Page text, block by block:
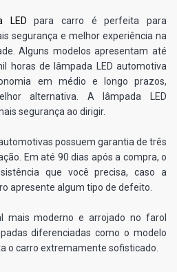
LED para carro é perfeita para
segurança e melhor experiência na
Alguns modelos apresentam até
horas de lâmpada LED automotiva
em médio e longo prazos,
alternativa. A lâmpada LED
segurança ao dirigir.
possuem garantia de três
Em até 90 dias após a compra, o
que você precisa, caso a
apresente algum tipo de defeito.
mais moderno e arrojado no farol
diferenciadas como o modelo
o carro extremamente sofisticado.